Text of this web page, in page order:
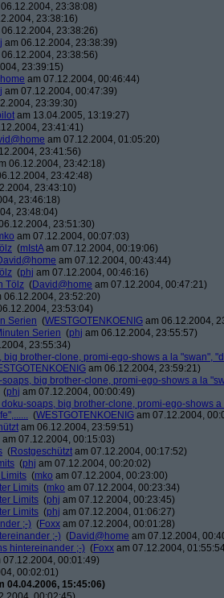
23:38:08)
23:38:16)
23:38:26)
am 06.12.2004, 23:38:39)
23:38:56)
23:39:15)
am 07.12.2004, 00:46:44)
am 07.12.2004, 00:47:39)
23:39:30)
am 13.04.2005, 13:19:27)
23:41:41)
am 07.12.2004, 01:05:20)
23:41:56)
06.12.2004, 23:42:18)
23:42:48)
23:43:10)
23:46:18)
23:48:04)
23:51:30)
am 07.12.2004, 00:07:03)
(mIstAam 07.12.2004, 00:19:06)
am 07.12.2004, 00:43:44)
(phj am 07.12.2004, 00:46:16)
Tölz (David@home am 07.12.2004, 00:47:21)
06.12.2004, 23:52:20)
23:53:04)
Serien (WESTGOTENKOENIG am 06.12.2004,
Serien (phj am 06.12.2004, 23:55:57)
23:55:34)
brother-clone, promi-ego-shows a la "swan",
am 06.12.2004, 23:59:21)
big brother-clone, promi-ego-shows a la
(phj am 07.12.2004, 00:00:49)
soaps, big brother-clone, promi-ego-shows
(WESTGOTENKOENIG am 07.12.2004,
am 06.12.2004, 23:59:51)
am 07.12.2004, 00:15:03)
(Rostgeschützt am 07.12.2004, 00:17:52)
(phj am 07.12.2004, 00:20:02)
(mko am 07.12.2004, 00:23:00)
Limits (mko am 07.12.2004, 00:23:34)
Limits (phj am 07.12.2004, 00:23:45)
Limits (phj am 07.12.2004, 01:06:27)
;-) (Foxx am 07.12.2004, 00:01:28)
;-) (David@home am 07.12.2004,
hintereinander ;-) (Foxx am 07.12.2004,
07.12.2004, 00:01:49)
00:02:01)
04.04.2006, 15:45:06)